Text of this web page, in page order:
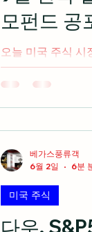
무더기 급락 연출
라이즈와 10년 물
모펀드
오늘 미국 주식 시
음(미 동부 시간
격화로 국제 유가
스업 지수가 54.5
재확인 3. 경제 지
채 금리가 4.5%에
는 등 금리 발작 조
룹의 환매 제한
스톤 등 대체 투자
다우,
미국 주식
베가스풍류객
6월 2일
6분